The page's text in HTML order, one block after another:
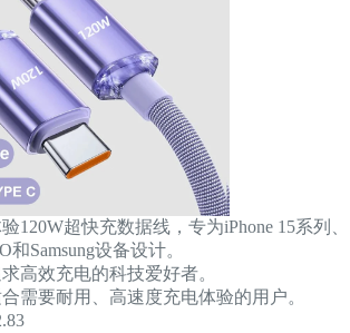
120W超快充数据线，专为iPhone 15系列、
和Samsung设备设计。
高效充电的科技爱好者。
需要耐用、高速度充电体验的用户。